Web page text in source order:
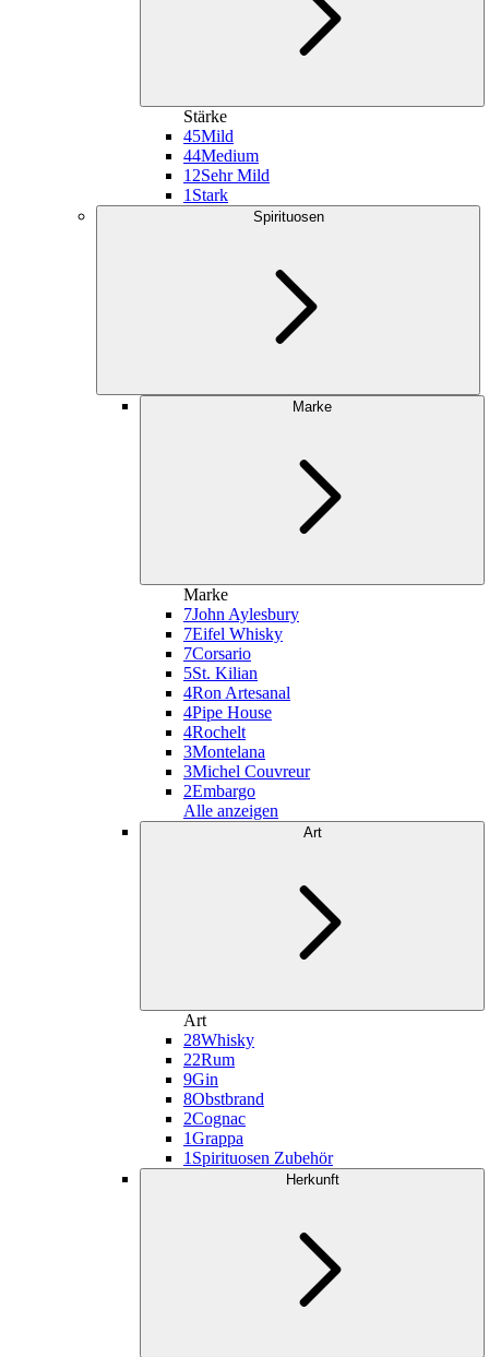
Stärke
45Mild
44Medium
12Sehr Mild
1 Stark
Spirituosen
Marke
Marke
7John Aylesbury
7Eifel Whisky
7Corsario
5St. Kilian
4Ron Artesanal
4Pipe House
4Rochelt
3Montelana
3Michel Couvreur
2Embargo
Alle anzeigen
Art
Art
28Whisky
22Rum
9Gin
8Obstbrand
2Cognac
1Grappa
1 Spirituosen Zubehör
Herkunft